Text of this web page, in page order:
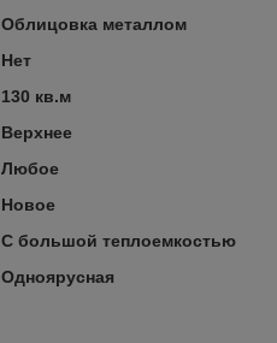
Облицовка металлом
Нет
130 кв.м
Верхнее
Любое
Новое
С большой теплоемкостью
Одноярусная